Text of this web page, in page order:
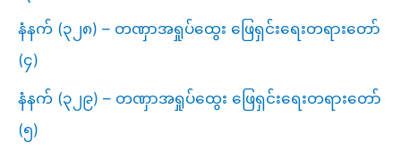
နံနက် (၃၂၈) – တဏှာအရှုပ်ထွေး ဖြေရှင်းရေးတရားတော်
(၄)
နံနက် (၃၂၉) – တဏှာအရှုပ်ထွေး ဖြေရှင်းရေးတရားတော်
(၅)